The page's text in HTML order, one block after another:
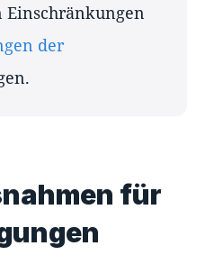
der
für